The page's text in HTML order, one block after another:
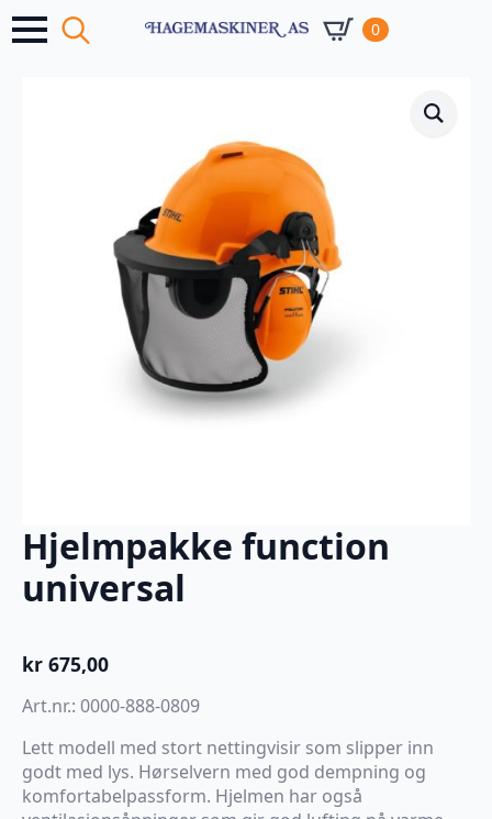
0
Hjelmpakke function
universal
kr 675,00
Art.nr.: 0000-888-0809
Lett modell med stort nettingvisir som slipper inn
godt med lys. Hørselvern med god dempning og
komfortabelpassform. Hjelmen har også